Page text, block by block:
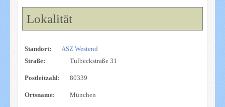
Lokalität
Standort:
ASZ Westend
Straße:
Tulbeckstraße 31
Postleitzahl: 80339
Ortsname: München